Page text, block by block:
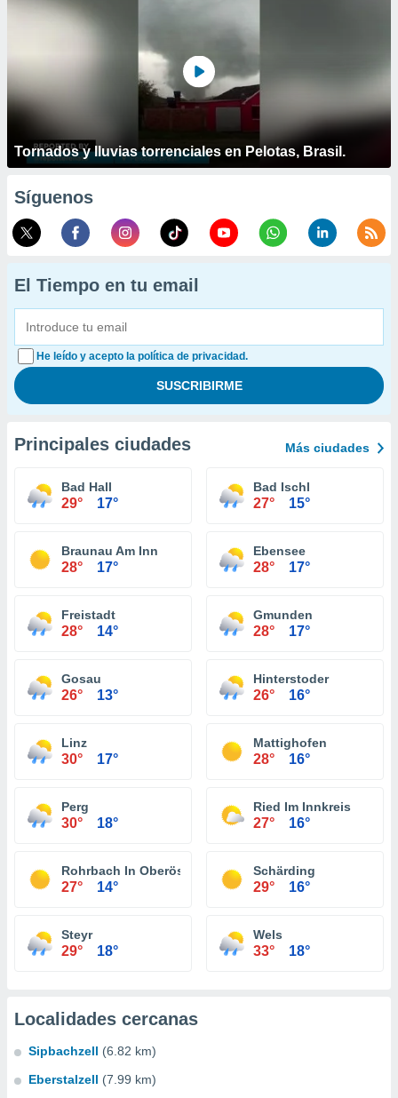
Tornados y lluvias torrenciales en Pelotas, Brasil.
Síguenos
El Tiempo en tu email
He leído y acepto la política de privacidad.
Principales ciudades Más ciudades
Bad Hall
29° 17°
Bad Ischl
27° 15°
Braunau Am Inn
28° 17°
Ebensee
28° 17°
Freistadt
28° 14°
Gmunden
28° 17°
Gosau
26° 13°
Hinterstoder
26° 16°
Linz
30° 17°
Mattighofen
28° 16°
Perg
30° 18°
Ried Im Innkreis
27° 16°
Rohrbach In Oberösterreich
27° 14°
Schärding
29° 16°
Steyr
29° 18°
Wels
33° 18°
Localidades cercanas
Sipbachzell (6.82 km)
Eberstalzell (7.99 km)